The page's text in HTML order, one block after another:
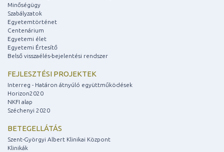
Minőségügy
Szabályzatok
Egyetemtörténet
Centenárium
Egyetemi élet
Egyetemi Értesítő
Belső visszaélés-bejelentési rendszer
FEJLESZTÉSI PROJEKTEK
Interreg - Határon átnyúló együttműködések
Horizon2020
NKFI alap
Széchenyi 2020
BETEGELLÁTÁS
Szent-Györgyi Albert Klinikai Központ
Klinikák